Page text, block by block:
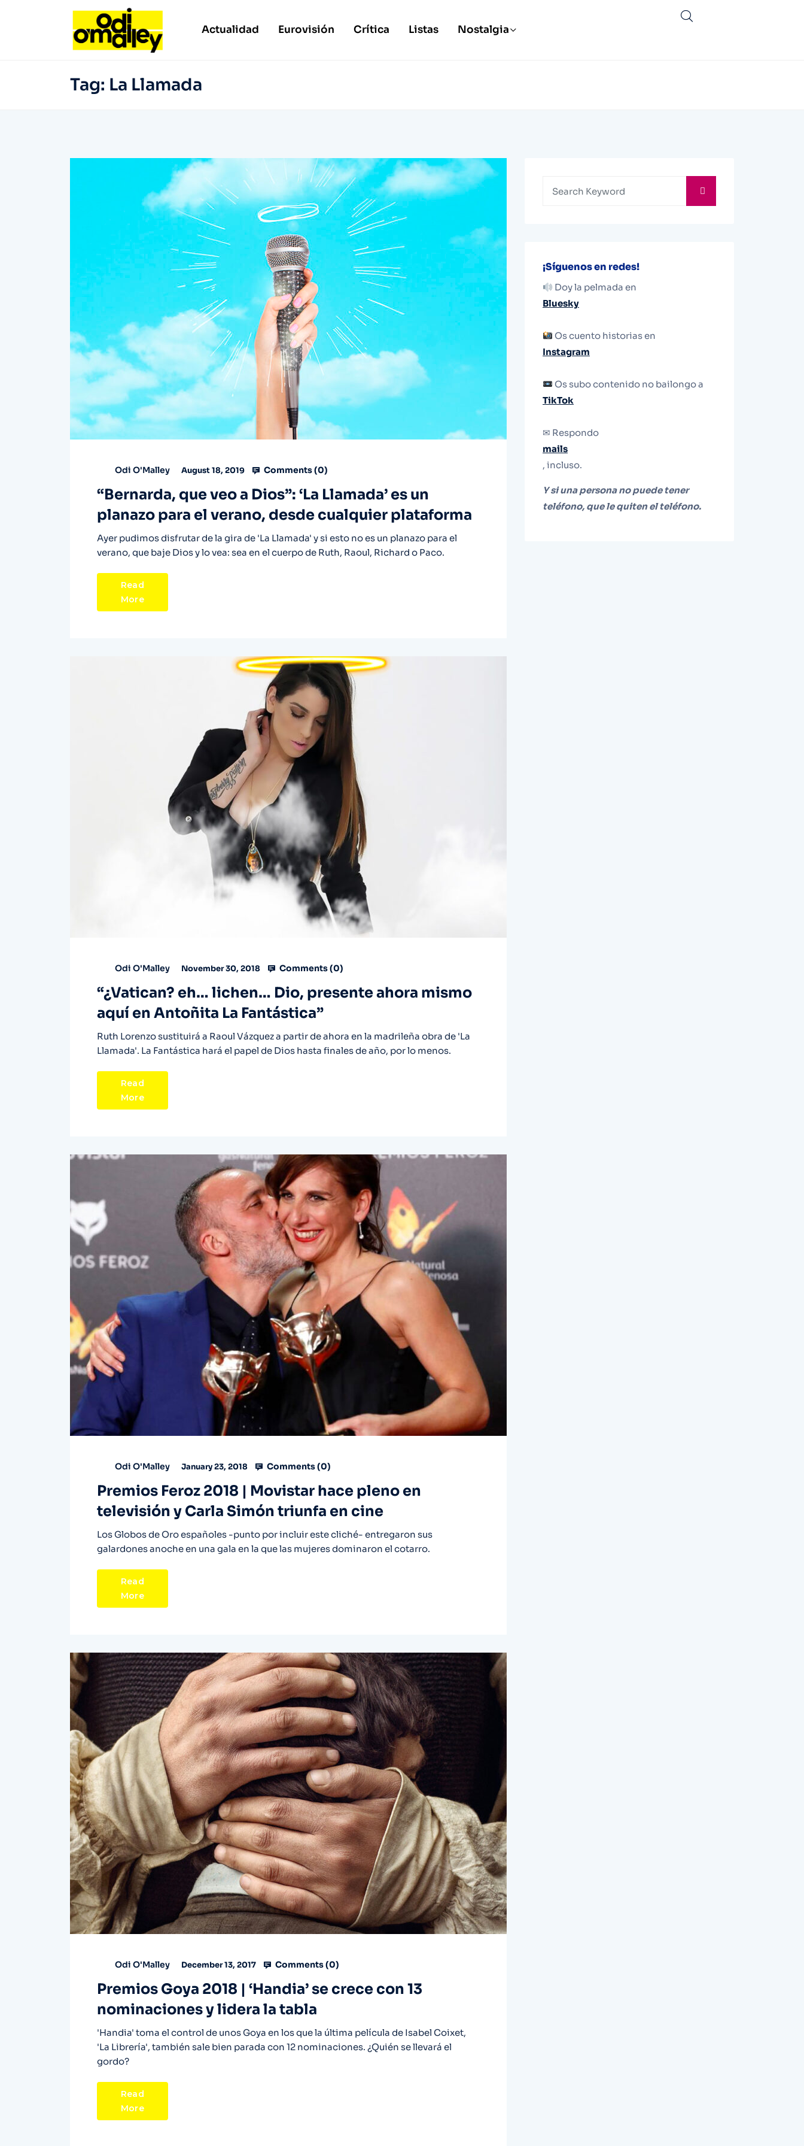
Actualidad Eurovisión Crítica Listas Nostalgia
Tag: La Llamada
Odi O'Malley August 18, 2019 Comments (0)
“Bernarda, que veo a Dios”: ‘La Llamada’ es un
planazo para el verano, desde cualquier plataforma
Ayer pudimos disfrutar de la gira de 'La Llamada' y si esto no es un planazo para el
verano, que baje Dios y lo vea: sea en el cuerpo de Ruth, Raoul, Richard o Paco.
Read
More
Odi O'Malley November 30, 2018 Comments (0)
“¿Vatican? eh… lichen… Dio, presente ahora mismo
aquí en Antoñita La Fantástica”
Ruth Lorenzo sustituirá a Raoul Vázquez a partir de ahora en la madrileña obra de 'La
Llamada'. La Fantástica hará el papel de Dios hasta finales de año, por lo menos.
Read
More
Odi O'Malley January 23, 2018 Comments (0)
Premios Feroz 2018 | Movistar hace pleno en
televisión y Carla Simón triunfa en cine
Los Globos de Oro españoles -punto por incluir este cliché- entregaron sus
galardones anoche en una gala en la que las mujeres dominaron el cotarro.
Read
More
Odi O'Malley December 13, 2017 Comments (0)
Premios Goya 2018 | ‘Handia’ se crece con 13
nominaciones y lidera la tabla
'Handia' toma el control de unos Goya en los que la última película de Isabel Coixet,
'La Librería', también sale bien parada con 12 nominaciones. ¿Quién se llevará el
gordo?
Read
More
¡Síguenos en redes!
Doy la pelmada en
Bluesky
Os cuento historias en
Instagram
Os subo contenido no bailongo a
TikTok
✉ Respondo
mails
, incluso.
Y si una persona no puede tener
teléfono, que le quiten el teléfono.